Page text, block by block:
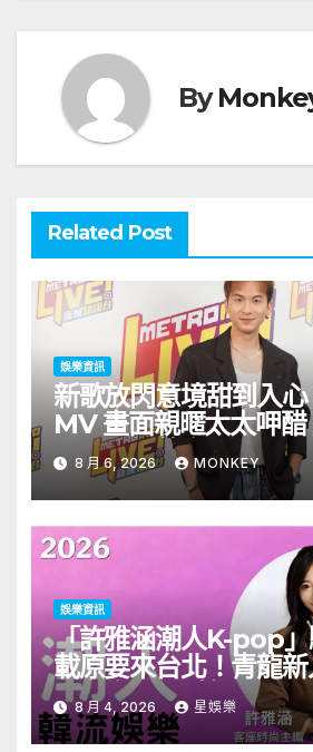
By
Related Post
娛樂資訊
新歌放閃意境甜到入
MV 畫面親暱太太呷醋
一日三場熱血 Busking
8 月 6, 2026 MONKEY
娛樂資訊
「許雅涵潮人K-pop
載原要來台北！青龍新
見面會8/9開搶
8 月 4, 2026 星娛樂